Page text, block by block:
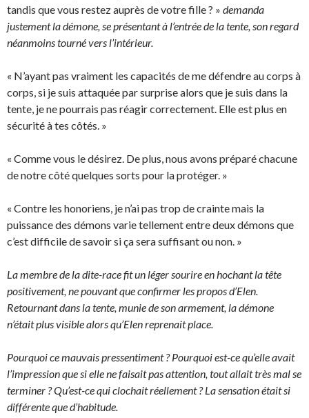
tandis que vous restez auprès de votre fille ? » demanda
justement la démone, se présentant à l’entrée de la tente, son regard
néanmoins tourné vers l’intérieur.
« N’ayant pas vraiment les capacités de me défendre au corps à
corps, si je suis attaquée par surprise alors que je suis dans la
tente, je ne pourrais pas réagir correctement. Elle est plus en
sécurité à tes côtés. »
« Comme vous le désirez. De plus, nous avons préparé chacune
de notre côté quelques sorts pour la protéger. »
« Contre les honoriens, je n’ai pas trop de crainte mais la
puissance des démons varie tellement entre deux démons que
c’est difficile de savoir si ça sera suffisant ou non. »
La membre de la dite-race fit un léger sourire en hochant la tête
positivement, ne pouvant que confirmer les propos d’Elen.
Retournant dans la tente, munie de son armement, la démone
n’était plus visible alors qu’Elen reprenait place.
Pourquoi ce mauvais pressentiment ? Pourquoi est-ce qu’elle avait
l’impression que si elle ne faisait pas attention, tout allait très mal se
terminer ? Qu’est-ce qui clochait réellement ? La sensation était si
différente que d’habitude.